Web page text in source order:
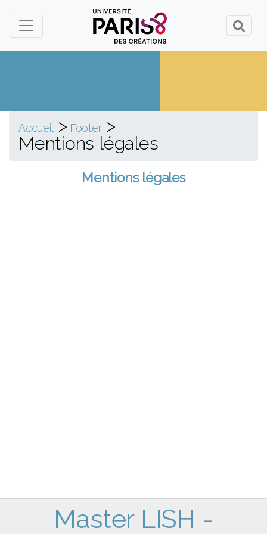
Panneau de gestion des cookies
Accueil > Footer >
Mentions légales
Mentions légales
Master LISH -